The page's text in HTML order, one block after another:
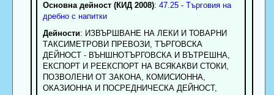
Основна дейност (КИД 2008): 47.25 - Търговия на
дребно с напитки
Дейности: ИЗВЪРШВАНЕ НА ЛЕКИ И ТОВАРНИ
ТАКСИМЕТРОВИ ПРЕВОЗИ, ТЪРГОВСКА
ДЕЙНОСТ - ВЪНШНОТЪРГОВСКА И ВЪТРЕШНА,
ЕКСПОРТ И РЕЕКСПОРТ НА ВСЯКАКВИ СТОКИ,
ПОЗВОЛЕНИ ОТ ЗАКОНА, КОМИСИОННА,
ОКАЗИОННА И ПОСРЕДНИЧЕСКА ДЕЙНОСТ,